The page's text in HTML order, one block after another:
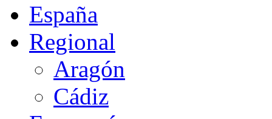
España
Regional
Aragón
Cádiz